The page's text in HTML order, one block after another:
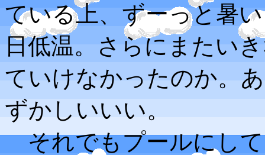
ている上、ずーっと暑
日低温。さらにまたい
ていけなかったのか。
ずかしいいい。
それでもプールにして